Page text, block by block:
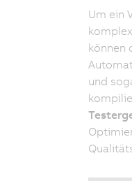
Um ein
können
und